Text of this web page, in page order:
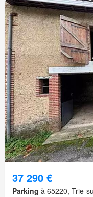
37 290 €
Parking à 65220, Trie-